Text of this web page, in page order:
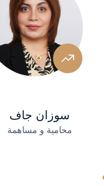
سوزان جاف
محامية و مساهمة